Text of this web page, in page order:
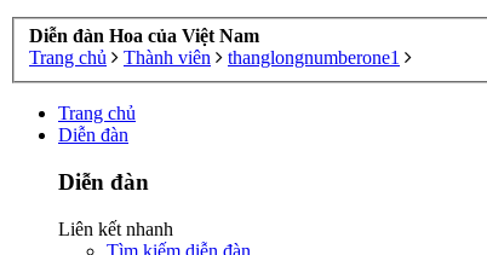
Diễn đàn Hoa của Việt Nam
Trang chủ
Thành viên thanglongnumberone1
Trang chủ
Diễn đàn
Diễn đàn
Liên kết nhanh
Tìm kiếm diễn đàn